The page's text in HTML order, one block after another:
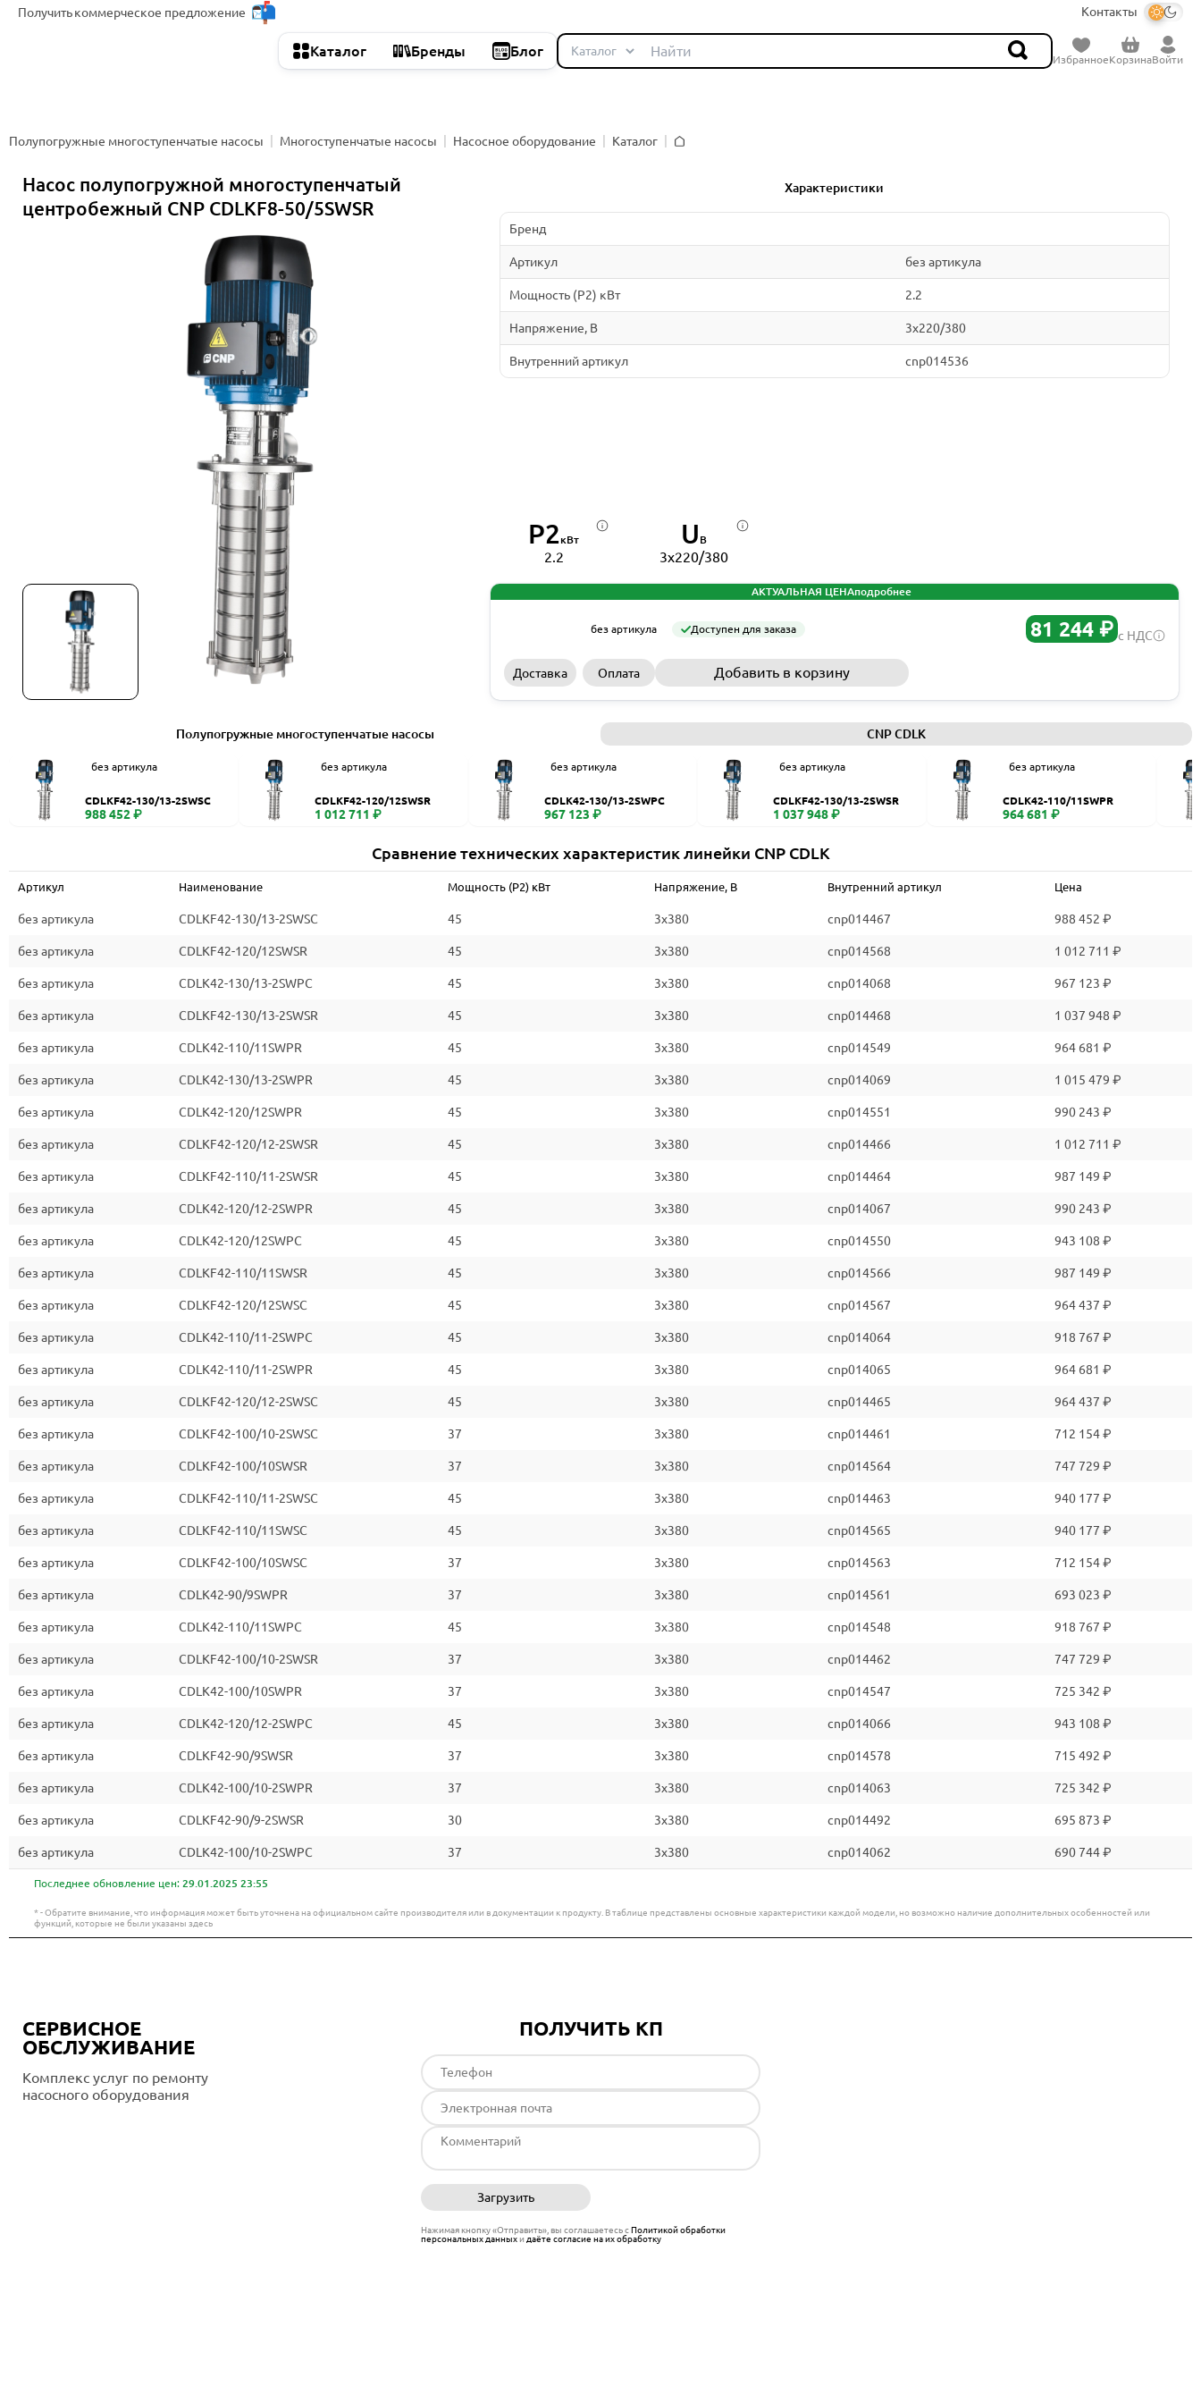
Получитькоммерческое предложение Контакты
Каталог Бренды Блог
ИзбранноеКорзинаВойти
Полупогружные многоступенчатые насосы Многоступенчатые насосы Насосное оборудование
Каталог
Насос полупогружной многоступенчатый
центробежный CNP CDLKF8-50/5SWSR
Характеристики
Бренд
Артикул без артикула
Мощность (P2) кВт 2.2
Напряжение, В 3x220/380
Внутренний артикул cnp014536
P2кВт
2.2
U В
3x220/380
АКТУАЛЬНАЯ ЦЕНАподробнее
без артикула Доступен для заказа 81 244 ₽ с НДС
Доставка Оплата Добавить в корзину
Полупогружные многоступенчатые насосы CNP CDLK
без артикула
CDLKF42-130/13-2SWSC
988 452 ₽
без артикула
CDLKF42-120/12SWSR
1 012 711 ₽
без артикула
CDLK42-130/13-2SWPC
967 123 ₽
без артикула
CDLKF42-130/13-2SWSR
1 037 948 ₽
без артикула
CDLK42-110/11SWPR
964 681 ₽
Сравнение технических характеристик линейки CNP CDLK
Артикул Наименование Мощность (P2) кВт Напряжение, В Внутренний артикул Цена
без артикула CDLKF42-130/13-2SWSC 45 3x380 cnp014467 988 452 ₽
без артикула CDLKF42-120/12SWSR 45 3x380 cnp014568 1 012 711 ₽
без артикула CDLK42-130/13-2SWPC 45 3x380 cnp014068 967 123 ₽
без артикула CDLKF42-130/13-2SWSR 45 3x380 cnp014468 1 037 948 ₽
без артикула CDLK42-110/11SWPR 45 3x380 cnp014549 964 681 ₽
без артикула CDLK42-130/13-2SWPR 45 3x380 cnp014069 1 015 479 ₽
без артикула CDLK42-120/12SWPR 45 3x380 cnp014551 990 243 ₽
без артикула CDLKF42-120/12-2SWSR 45 3x380 cnp014466 1 012 711 ₽
без артикула CDLKF42-110/11-2SWSR 45 3x380 cnp014464 987 149 ₽
без артикула CDLK42-120/12-2SWPR 45 3x380 cnp014067 990 243 ₽
без артикула CDLK42-120/12SWPC 45 3x380 cnp014550 943 108 ₽
без артикула CDLKF42-110/11SWSR 45 3x380 cnp014566 987 149 ₽
без артикула CDLKF42-120/12SWSC 45 3x380 cnp014567 964 437 ₽
без артикула CDLK42-110/11-2SWPC 45 3x380 cnp014064 918 767 ₽
без артикула CDLK42-110/11-2SWPR 45 3x380 cnp014065 964 681 ₽
без артикула CDLKF42-120/12-2SWSC 45 3x380 cnp014465 964 437 ₽
без артикула CDLKF42-100/10-2SWSC 37 3x380 cnp014461 712 154 ₽
без артикула CDLKF42-100/10SWSR 37 3x380 cnp014564 747 729 ₽
без артикула CDLKF42-110/11-2SWSC 45 3x380 cnp014463 940 177 ₽
без артикула CDLKF42-110/11SWSC 45 3x380 cnp014565 940 177 ₽
без артикула CDLKF42-100/10SWSC 37 3x380 cnp014563 712 154 ₽
без артикула CDLK42-90/9SWPR 37 3x380 cnp014561 693 023 ₽
без артикула CDLK42-110/11SWPC 45 3x380 cnp014548 918 767 ₽
без артикула CDLKF42-100/10-2SWSR 37 3x380 cnp014462 747 729 ₽
без артикула CDLK42-100/10SWPR 37 3x380 cnp014547 725 342 ₽
без артикула CDLK42-120/12-2SWPC 45 3x380 cnp014066 943 108 ₽
без артикула CDLKF42-90/9SWSR 37 3x380 cnp014578 715 492 ₽
без артикула CDLK42-100/10-2SWPR 37 3x380 cnp014063 725 342 ₽
без артикула CDLKF42-90/9-2SWSR 30 3x380 cnp014492 695 873 ₽
без артикула CDLK42-100/10-2SWPC 37 3x380 cnp014062 690 744 ₽
Последнее обновление цен: 29.01.2025 23:55
* - Обратите внимание, что информация может быть уточнена на официальном сайте производителя или в документации к продукту. В таблице представлены основные характеристики каждой модели, но возможно наличие дополнительных особенностей или
функций, которые не были указаны здесь
СЕРВИСНОЕ
ОБСЛУЖИВАНИЕ
Комплекс услуг по ремонту
насосного оборудования
ПОЛУЧИТЬ КП
Загрузить
Нажимая кнопку «Отправить», вы соглашаетесь сПолитикой обработки
персональных данныхи даёте согласие на их обработку